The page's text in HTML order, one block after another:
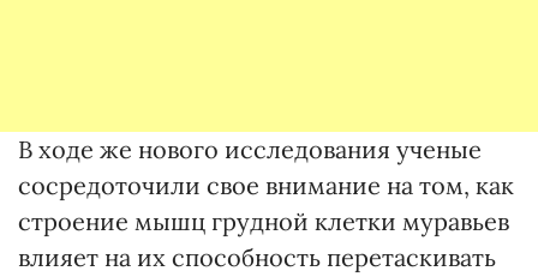
В ходе же нового исследования ученые
сосредоточили свое внимание на том, как
строение мышц грудной клетки муравьев
влияет на их способность перетаскивать